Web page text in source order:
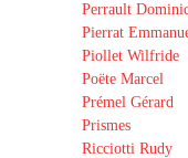
Perrault
Pierrat
Piollet Wilfride
Poëte Marcel
Prémel Gérard
Prismes
Ricciotti Rudy